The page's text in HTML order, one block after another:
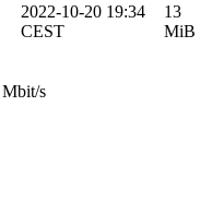
2022-10-20 19:34
CEST
13
MiB
s